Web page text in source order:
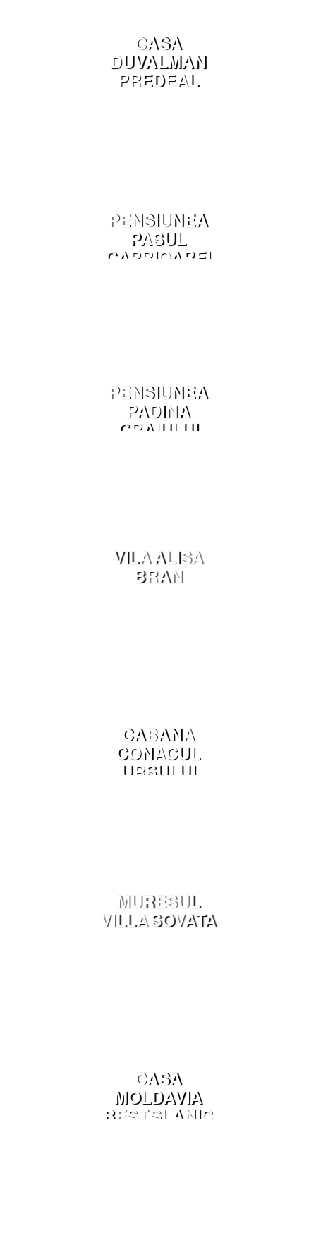
CASA
DUVALMAN
PREDEAL
PENSIUNEA
PASUL
CAPRIOAREI
PENSIUNEA
PADINA
CRAIULUI
VILA ALISA
BRAN
CABANA
CONACUL
URSULUI
MURESUL
VILLA SOVATA
CASA
MOLDAVIA
BEST SLANIC